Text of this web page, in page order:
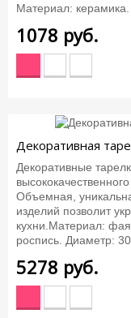
Материал:
1078 руб.
Декоративная
Декоративные
Объемная,
изделий позволит
кухни.Материал:
роспись. Диаметр: 30
5278 руб.